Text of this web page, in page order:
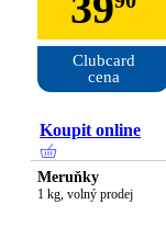
Clubcard
cena
Koupit online
Meruňky
1 kg, volný prodej